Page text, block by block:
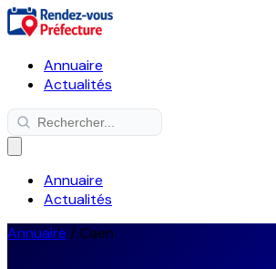
Annuaire
Actualités
Annuaire
Actualités
Annuaire / Caen